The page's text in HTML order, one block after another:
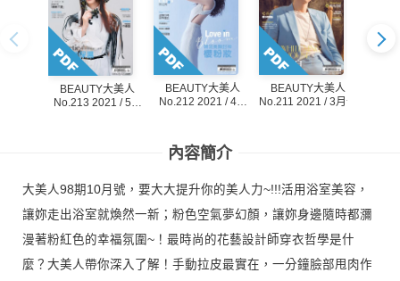
BEAUTY大美人
No.213 2021 / 5月
BEAUTY大美人
No.212 2021 / 4月
BEAUTY大美人
No.211 2021 / 3月號
內容簡介
大美人98期10月號，要大大提升你的美人力~!!!活用浴室美容，
讓妳走出浴室就煥然一新；粉色空氣夢幻顏，讓妳身邊隨時都瀰
漫著粉紅色的幸福氛圍~！最時尚的花藝設計師穿衣哲學是什
麼？大美人帶你深入了解！手動拉皮最實在，一分鐘臉部甩肉作